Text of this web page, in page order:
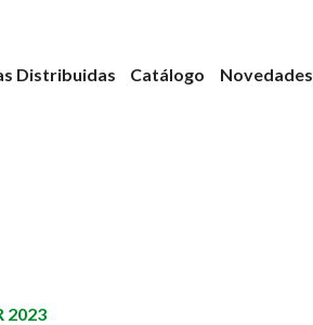
Distribuidas Catálogo Novedades
2023